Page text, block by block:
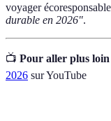
voyager
durable en 2026".
📺 Pour aller plus loin
2026 sur YouTube